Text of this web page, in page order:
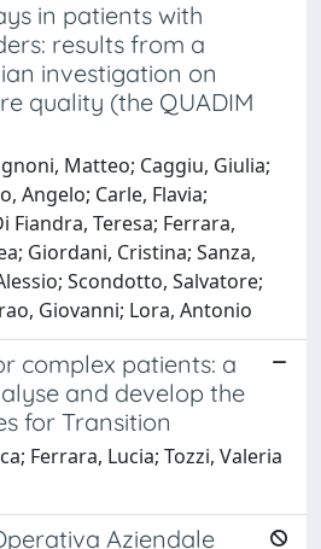
in patients with
results from a
investigation on
quality (the QUADIM
Matteo; Caggiu, Giulia;
Angelo; Carle, Flavia;
Fiandra, Teresa; Ferrara,
Giordani, Cristina; Sanza,
Scondotto, Salvatore;
Giovanni; Lora, Antonio
complex patients: a
and develop the
for Transition
Ferrara, Lucia; Tozzi, Valeria
Aziendale